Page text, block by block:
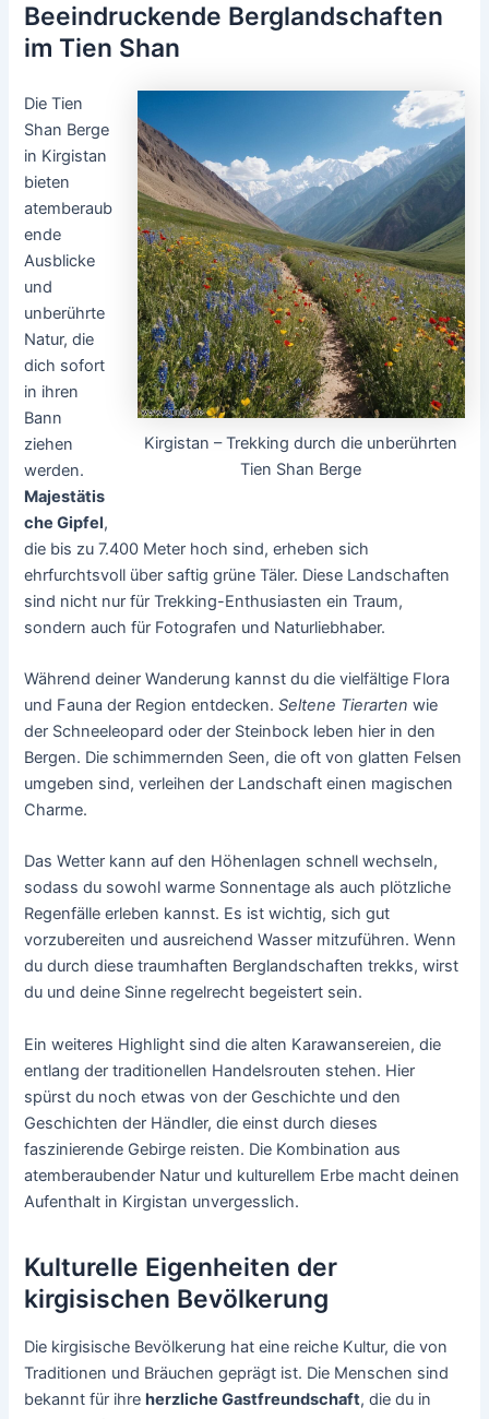
Beeindruckende Berglandschaften
im Tien Shan
Kirgistan – Trekking durch die unberührten
Tien Shan Berge
Die Tien
Shan Berge
in Kirgistan
bieten
atemberaub
ende
Ausblicke
und
unberührte
Natur, die
dich sofort
in ihren
Bann
ziehen
werden.
Majestätis
che Gipfel,
die bis zu 7.400 Meter hoch sind, erheben sich
ehrfurchtsvoll über saftig grüne Täler. Diese Landschaften
sind nicht nur für Trekking-Enthusiasten ein Traum,
sondern auch für Fotografen und Naturliebhaber.
Während deiner Wanderung kannst du die vielfältige Flora
und Fauna der Region entdecken.Seltene Tierarten wie
der Schneeleopard oder der Steinbock leben hier in den
Bergen. Die schimmernden Seen, die oft von glatten Felsen
umgeben sind, verleihen der Landschaft einen magischen
Charme.
Das Wetter kann auf den Höhenlagen schnell wechseln,
sodass du sowohl warme Sonnentage als auch plötzliche
Regenfälle erleben kannst. Es ist wichtig, sich gut
vorzubereiten und ausreichend Wasser mitzuführen. Wenn
du durch diese traumhaften Berglandschaften trekks, wirst
du und deine Sinne regelrecht begeistert sein.
Ein weiteres Highlight sind die alten Karawansereien, die
entlang der traditionellen Handelsrouten stehen. Hier
spürst du noch etwas von der Geschichte und den
Geschichten der Händler, die einst durch dieses
faszinierende Gebirge reisten. Die Kombination aus
atemberaubender Natur und kulturellem Erbe macht deinen
Aufenthalt in Kirgistan unvergesslich.
Kulturelle Eigenheiten der
kirgisischen Bevölkerung
Die kirgisische Bevölkerung hat eine reiche Kultur, die von
Traditionen und Bräuchen geprägt ist. Die Menschen sind
bekannt für ihreherzliche Gastfreundschaft, die du in